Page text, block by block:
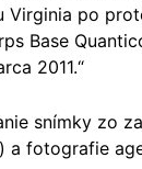
Virginia po
Base
2011.“
snímky zo
a fotografie